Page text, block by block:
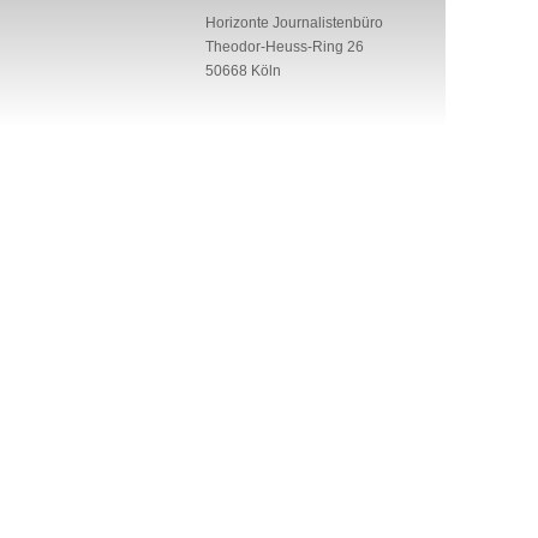
Horizonte Journalistenbüro
Theodor-Heuss-Ring 26
50668 Köln